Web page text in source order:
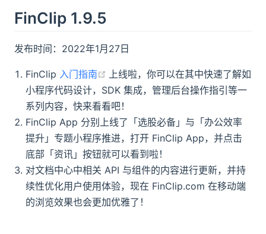
FinClip 1.9.5
发布时间：2022年1月27日
FinClip 入门指南 (opens new window)
上线啦，你可以在其中快速了解如
小程序代码设计，SDK 集成，管理后台操作指引等一
系列内容，快来看看吧！
FinClip App 分别上线了「选股必备」与「办公效率
提升」专题小程序推进，打开 FinClip App，并点击
底部「资讯」按钮就可以看到啦！
对文档中心中相关 API 与组件的内容进行更新，并持
续性优化用户使用体验，现在 FinClip.com 在移动端
的浏览效果也会更加优雅了！